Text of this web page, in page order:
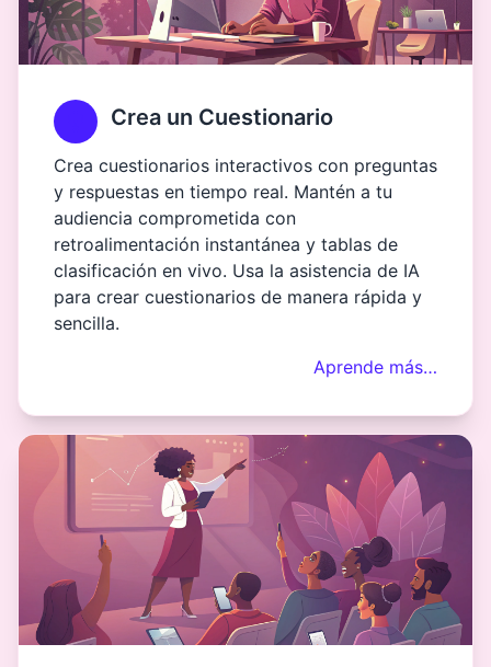
Crea un Cuestionario
Crea cuestionarios interactivos con preguntas
y respuestas en tiempo real. Mantén a tu
audiencia comprometida con
retroalimentación instantánea y tablas de
clasificación en vivo. Usa la asistencia de IA
para crear cuestionarios de manera rápida y
sencilla.
Aprende más…